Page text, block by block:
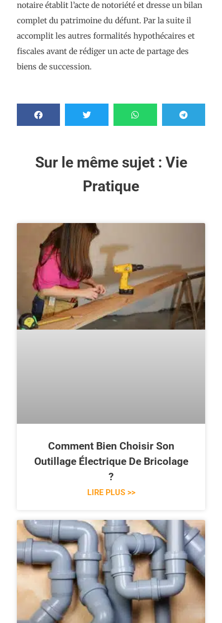
notaire établit l’acte de notoriété et dresse un bilan
complet du patrimoine du défunt. Par la suite il
accomplit les autres formalités hypothécaires et
fiscales avant de rédiger un acte de partage des
biens de succession.
Sur le même sujet : Vie
Pratique
Comment Bien Choisir Son
Outillage Électrique De Bricolage
?
LIRE PLUS >>